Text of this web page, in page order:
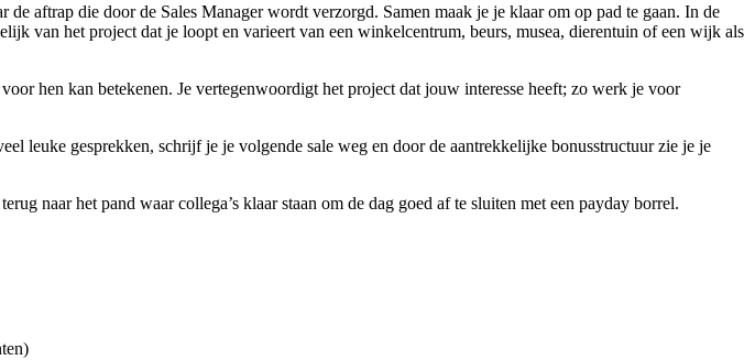
aftrap die door de Sales Manager wordt verzorgd. Samen maak je je klaar om op pad te gaan. In de
van het project dat je loopt en varieert van een winkelcentrum, beurs, musea, dierentuin of een wijk als
hen kan betekenen. Je vertegenwoordigt het project dat jouw interesse heeft; zo werk je voor
leuke gesprekken, schrijf je je volgende sale weg en door de aantrekkelijke bonusstructuur zie je je
naar het pand waar collega’s klaar staan om de dag goed af te sluiten met een payday borrel.